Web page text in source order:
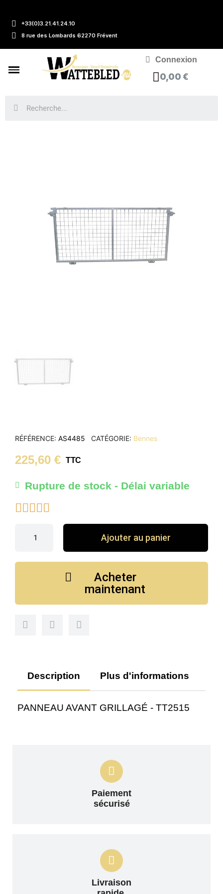
+33(0)3.21.41.24.10
8 rue des Lombards 62270 Frévent
Connexion
0,00 €
RÉFÉRENCE AS4485 CATÉGORIE Bennes
225,60 € TTC
Rupture de stock - Délai variable

Ajouter au panier
Acheter
maintenant
Description Plus d'informations
PANNEAU AVANT GRILLAGÉ - TT2515
Paiement
sécurisé
Livraison